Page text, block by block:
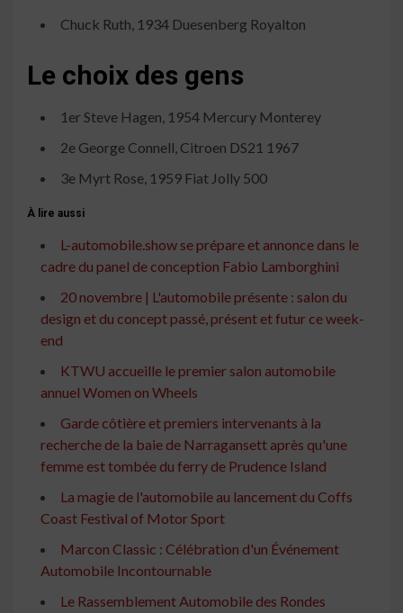
Chuck Ruth, 1934 Duesenberg Royalton
Le choix des gens
1er Steve Hagen, 1954 Mercury Monterey
2e George Connell, Citroen DS21 1967
3e Myrt Rose, 1959 Fiat Jolly 500
À lire aussi
L-automobile.show se prépare et annonce dans le
cadre du panel de conception Fabio Lamborghini
20 novembre | L'automobile présente : salon du
design et du concept passé, présent et futur ce week-
end
KTWU accueille le premier salon automobile
annuel Women on Wheels
Garde côtière et premiers intervenants à la
recherche de la baie de Narragansett après qu'une
femme est tombée du ferry de Prudence Island
La magie de l'automobile au lancement du Coffs
Coast Festival of Motor Sport
Marcon Classic : Célébration d'un Événement
Automobile Incontournable
Le Rassemblement Automobile des Rondes